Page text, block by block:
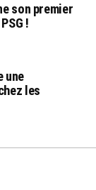
son premier
!
une
les